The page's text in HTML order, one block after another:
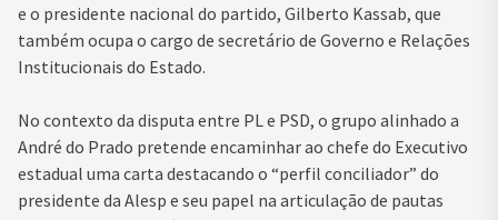
e o presidente nacional do partido, Gilberto Kassab, que
também ocupa o cargo de secretário de Governo e Relações
Institucionais do Estado.
No contexto da disputa entre PL e PSD, o grupo alinhado a
André do Prado pretende encaminhar ao chefe do Executivo
estadual uma carta destacando o “perfil conciliador” do
presidente da Alesp e seu papel na articulação de pautas